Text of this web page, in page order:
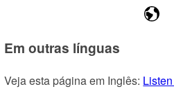
Em outras línguas
Veja esta página em Inglês: